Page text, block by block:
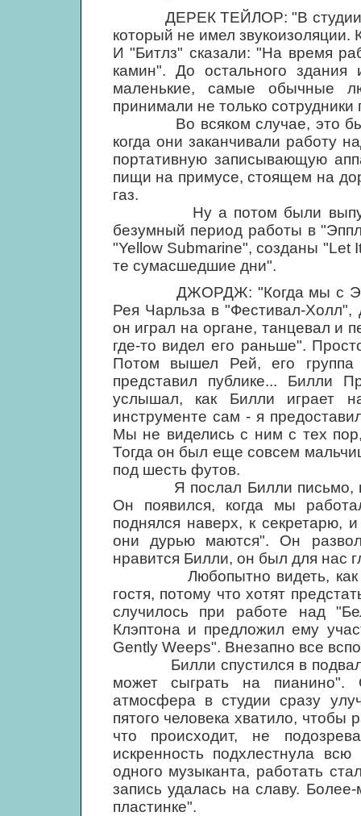
ДЕРЕК ТЕЙЛОР: "В студии
который не имел
И "Битлз" сказали: "На время
камин". До остального
маленькие, самые обычные
принимали не только сотрудники
Во всяком случае, это была
когда они заканчивали работу
портативную записывающую
пищи на примусе, стоящем на
газ.
Ну а потом были
безумный период работы в
"Yellow Submarine", созданы "Let
те сумасшедшие дни".
ДЖОРДЖ: "Когда мы с
Рея Чарльза в "Фестивал-
он играл на органе, танцевал и
где-то видел его раньше".
Потом вышел Рей, его группа
представил публике... Билли
услышал, как Билли играет
инструменте сам - я
Мы не виделись с ним с тех пор,
Тогда он был еще совсем
под шесть футов.
Я послал Билли письмо,
Он появился, когда мы
поднялся наверх, к
они дурью маются". Он
нравится Билли, он был для нас
Любопытно видеть, как
гостя, потому что хотят
случилось при работе над
Клэптона и предложил ему
Gently Weeps". Внезапно все
Билли спустился в подвал,
может сыграть на пианино".
атмосфера в студии сразу
пятого человека хватило,
что происходит, не
искренность подхлестнула
одного музыканта, работать
запись удалась на славу.
пластинке".